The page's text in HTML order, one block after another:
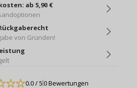
ab 5,90 €
von Gründen!
0.0/ 50 Bewertungen